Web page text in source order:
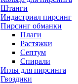
Штанги
Индастриал пирсинг
Пирсинг обманки
Плаги
Растяжки
Септум
Спирали
Иглы для пирсинга
Гвоздики